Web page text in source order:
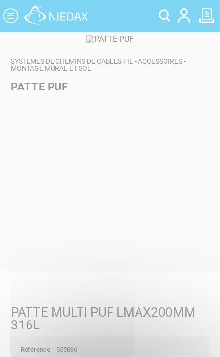
SYSTEMES DE CHEMINS DE CABLES FIL - ACCESSOIRES -
MONTAGE MURAL ET SOL
PATTE PUF
PATTE MULTI PUF LMAX200MM
316L
555036
Panneau de gestion des cookies